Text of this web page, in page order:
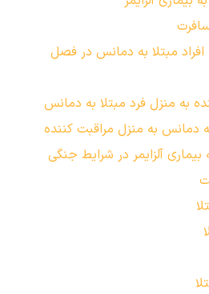
افراد مبتلا به دمانس در فصل
به منزل فرد مبتلا به دمانس
دمانس به منزل مراقبت کننده
بیماری آلزایمر در شرایط جنگی